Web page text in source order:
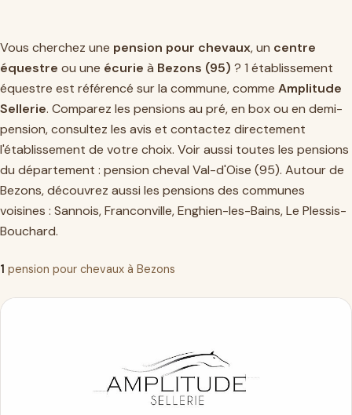
Vous cherchez une pension pour chevaux, un centre
équestre ou une écurie à Bezons (95) ? 1 établissement
équestre est référencé sur la commune, comme Amplitude
Sellerie. Comparez les pensions au pré, en box ou en demi-
pension, consultez les avis et contactez directement
l'établissement de votre choix. Voir aussi toutes les pensions
du département : pension cheval Val-d'Oise (95). Autour de
Bezons, découvrez aussi les pensions des communes
voisines : Sannois,Franconville,Enghien-les-Bains,Le Plessis-
Bouchard.
1 pension pour chevaux à Bezons